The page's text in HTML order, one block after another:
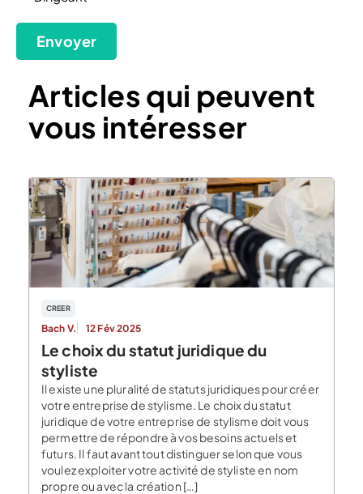
Envoyer
Articles qui peuvent
vous intéresser
CREER
Bach V. 12 Fév 2025
Le choix du statut juridique du
styliste
Il existe une pluralité de statuts juridiques pour créer
votre entreprise de stylisme. Le choix du statut
juridique de votre entreprise de stylisme doit vous
permettre de répondre à vos besoins actuels et
futurs. Il faut avant tout distinguer selon que vous
voulez exploiter votre activité de styliste en nom
propre ou avec la création […]